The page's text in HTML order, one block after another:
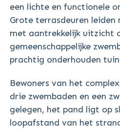
een lichte en functionele
Grote terrasdeuren leiden
met aantrekkelijk uitzicht
gemeenschappelijke
prachtig onderhouden
Bewoners van het
drie zwembaden en een
gelegen, het pand ligt op
loopafstand van het